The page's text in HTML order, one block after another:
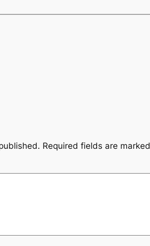
Required fields are marked